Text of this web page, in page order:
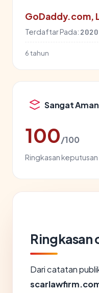
GoDaddy.com,
Terdaftar Pada:
6 tahun
Sangat Aman
100/100
Ringkasan keputusan
Dari catatan